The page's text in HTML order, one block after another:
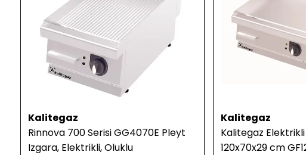
Kalitegaz
Rinnova 700 Serisi GG4070E Pleyt
Izgara, Elektrikli, Oluklu
Kalitegaz
Kalitegaz
120x70x29 cm